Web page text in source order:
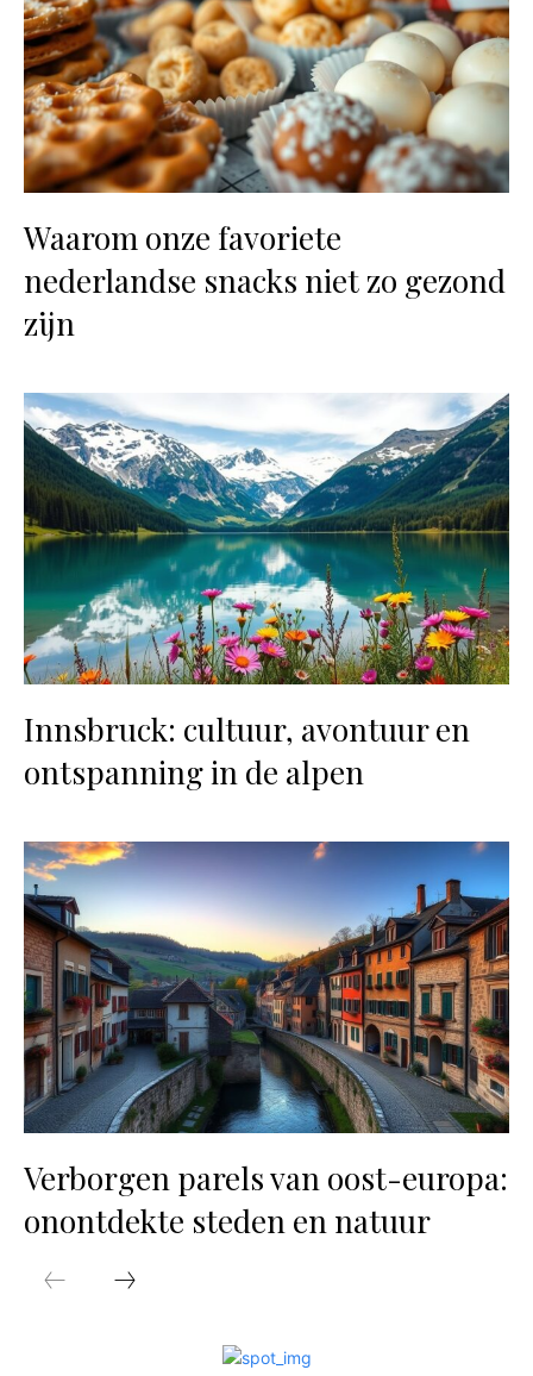
Waarom onze favoriete
nederlandse snacks niet zo gezond
zijn
Innsbruck: cultuur, avontuur en
ontspanning in de alpen
Verborgen parels van oost-europa:
onontdekte steden en natuur